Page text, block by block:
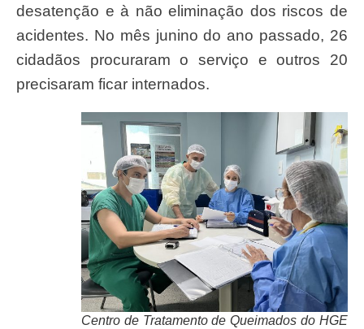
desatenção e à não eliminação dos riscos de
acidentes. No mês junino do ano passado, 26
cidadãos procuraram o serviço e outros 20
precisaram ficar internados.
Centro de Tratamento de Queimados do HGE